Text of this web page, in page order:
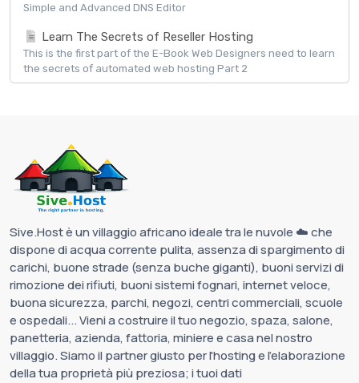
Simple and Advanced DNS Editor
Learn The Secrets of Reseller Hosting
This is the first part of the E-Book Web Designers need to learn
the secrets of automated web hosting Part 2
Sive.Host è un villaggio africano ideale tra le nuvole ☁️ che
dispone di acqua corrente pulita, assenza di spargimento di
carichi, buone strade (senza buche giganti), buoni servizi di
rimozione dei rifiuti, buoni sistemi fognari, internet veloce,
buona sicurezza, parchi, negozi, centri commerciali, scuole
e ospedali... Vieni a costruire il tuo negozio, spaza, salone,
panetteria, azienda, fattoria, miniere e casa nel nostro
villaggio. Siamo il partner giusto per l'hosting e l'elaborazione
della tua proprietà più preziosa; i tuoi dati